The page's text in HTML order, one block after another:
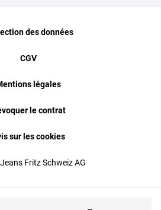
Fritz Schweiz AG
des données
CGV
légales
le contrat
sur les cookies